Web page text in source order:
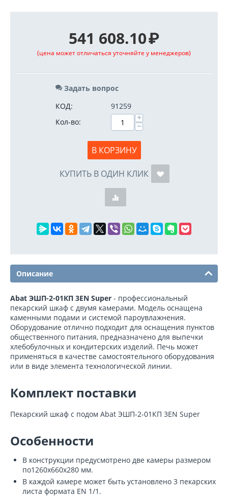
541 608.10₽
(цена может отличаться уточняйте у менеджеров)
Задать вопрос
КОД:
91259
Кол-во:
+
−
В КОРЗИНУ
КУПИТЬ В ОДИН КЛИК
Описание
Abat ЭШП-2-01КП 3EN Super - профессиональный
пекарский шкаф с двумя камерами. Модель оснащена
каменными подами и системой пароувлажнения.
Оборудование отлично подходит для оснащения пунктов
общественного питания, предназначено для выпечки
хлебобулочных и кондитерских изделий. Печь может
применяться в качестве самостоятельного оборудования
или в виде элемента технологической линии.
Комплект поставки
Пекарский шкаф с подом Abat ЭШП-2-01КП 3EN Super
Особенности
В конструкции предусмотрено две камеры размером
по1260х660х280 мм.
В каждой камере может быть установлено 3 пекарских
листа формата EN 1/1.